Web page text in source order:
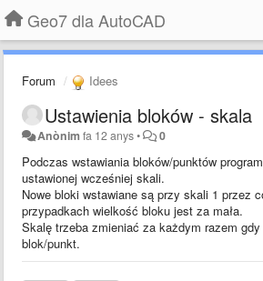
Geo7 dla AutoCAD
Forum Idees
Ustawienia bloków - skala
Anònim fa 12 anys• 0
Podczas wstawiania bloków/punktów
ustawionej wcześniej skali.
Nowe bloki wstawiane są przy skali 1 przez
przypadkach wielkość bloku jest za mała.
Skalę trzeba zmieniać za każdym razem
blok/punkt.